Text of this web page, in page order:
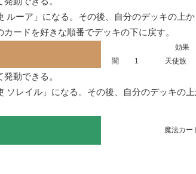
ルーア」になる。その後、自分のデッキの上
ードを好きな順番でデッキの下に戻す。
効果
闇
1 天使族
動できる。
ソレイル」になる。その後、自分のデッキの
魔法カー